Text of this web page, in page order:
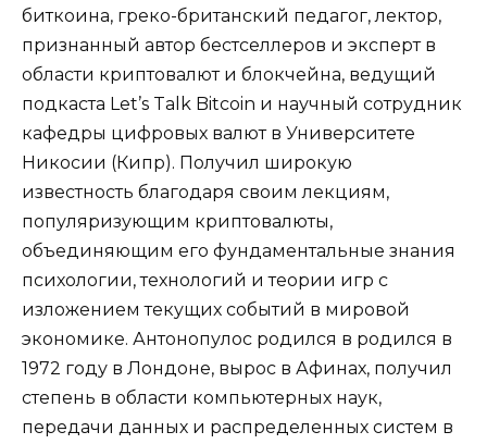
биткоина, греко-британский педагог, лектор,
признанный автор бестселлеров и эксперт в
области криптовалют и блокчейна, ведущий
подкаста Let’s Talk Bitcoin и научный сотрудник
кафедры цифровых валют в Университете
Никосии (Кипр). Получил широкую
известность благодаря своим лекциям,
популяризующим криптовалюты,
объединяющим его фундаментальные знания
психологии, технологий и теории игр с
изложением текущих событий в мировой
экономике. Антонопулос родился в родился в
1972 году в Лондоне, вырос в Афинах, получил
степень в области компьютерных наук,
передачи данных и распределенных систем в